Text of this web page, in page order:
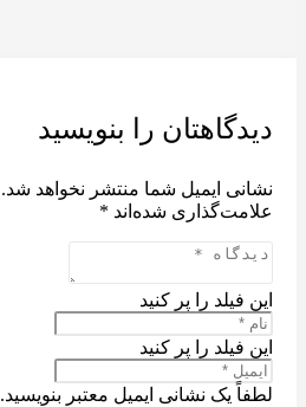
دیدگاهتان را بنویسید
نشانی ایمیل شما منتشر نخواهد شد.
علامت‌گذاری شده‌اند *
این فیلد را پر کنید
این فیلد را پر کنید
لطفاً یک نشانی ایمیل معتبر بنویسید.